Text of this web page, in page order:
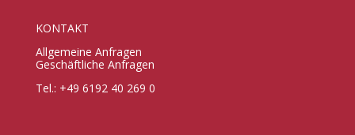
KONTAKT
Allgemeine Anfragen
Geschäftliche Anfragen
Tel.: +49 6192 40 269 0